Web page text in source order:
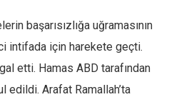
başarısızlığa uğramasının
intifada için harekete geçti.
etti. Hamas ABD tarafından
edildi. Arafat Ramallah’ta